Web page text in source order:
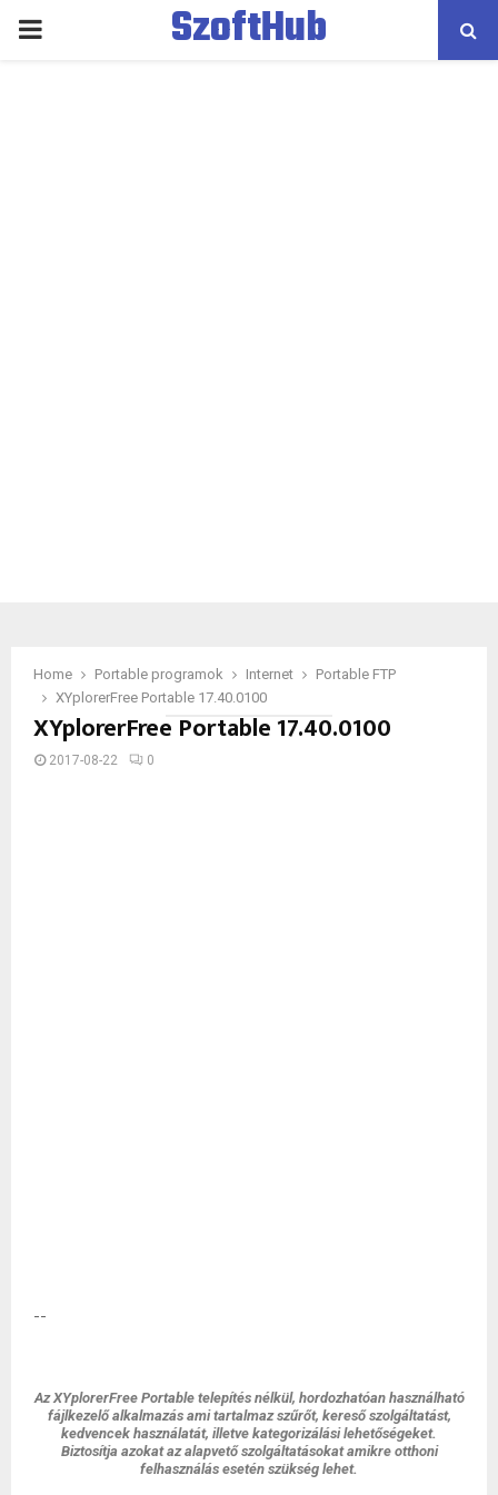
PRIMARY
SzoftHub
Home Portable programok Internet
Portable FTP
XYplorerFree Portable 17.40.0100
XYplorerFree Portable 17.40.0100
2017-08-22 0
--
Az XYplorerFree Portable telepítés nélkül, hordozhatóan használható
fájlkezelő alkalmazás ami tartalmaz szűrőt, kereső szolgáltatást,
kedvencek használatát, illetve kategorizálási lehetőségeket.
Biztosítja azokat az alapvető szolgáltatásokat amikre otthoni
felhasználás esetén szükség lehet.